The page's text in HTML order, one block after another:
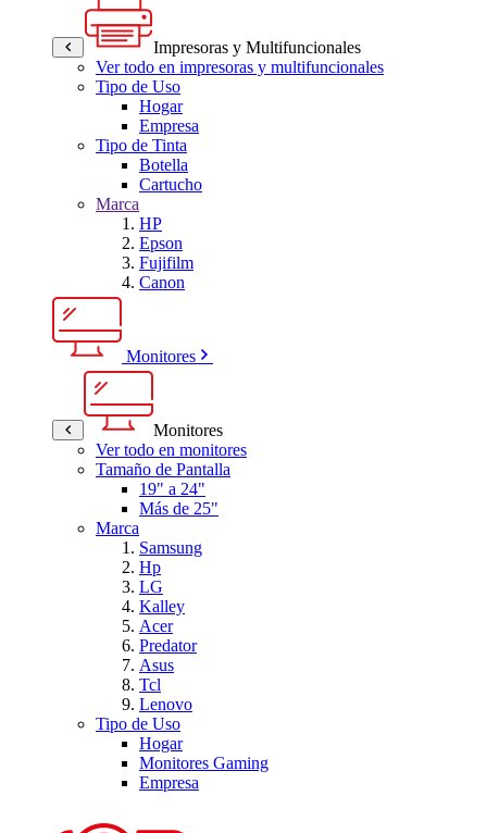
Impresoras y Multifuncionales
Ver todo en impresoras y multifuncionales
Tipo de Uso
Hogar
Empresa
Tipo de Tinta
Botella
Cartucho
Marca
HP
Epson
Fujifilm
Canon
Monitores
Monitores
Ver todo en monitores
Tamaño de Pantalla
19" a 24"
Más de 25"
Marca
Samsung
Hp
LG
Kalley
Acer
Predator
Asus
Tcl
Lenovo
Tipo de Uso
Hogar
Monitores Gaming
Empresa